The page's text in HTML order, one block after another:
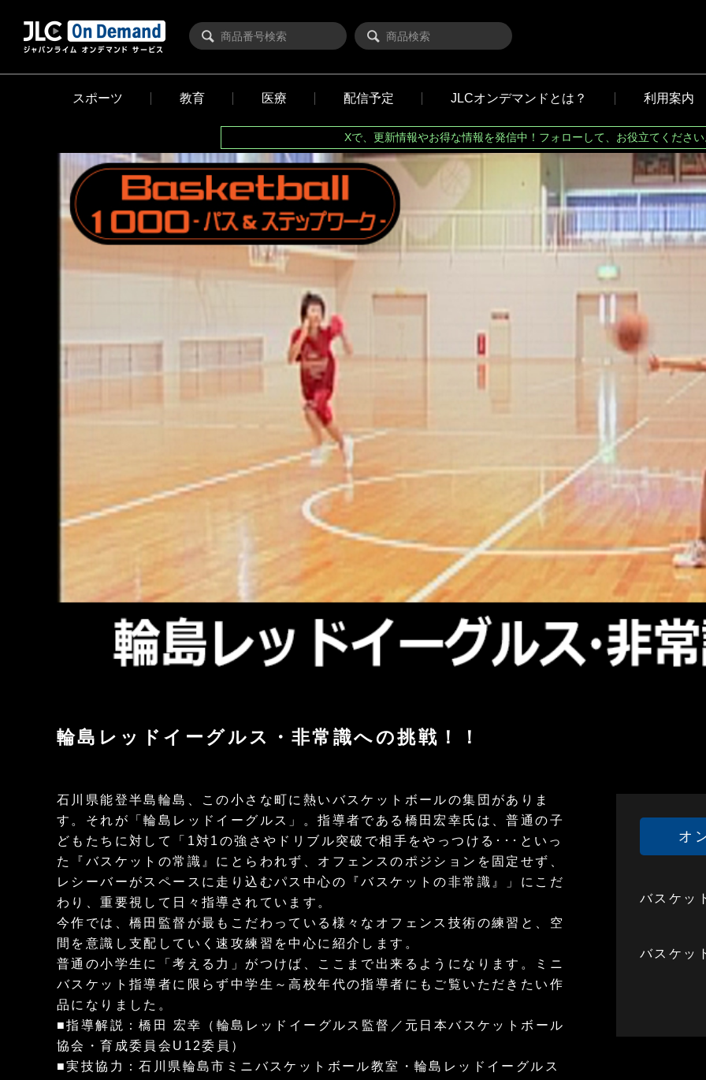
スポーツ 教育 医療 配信予定 JLCオンデマンドとは？ 利用案内
Xで、更新情報やお得な情報を発信中！フォローして、お役立てくださ
輪島レッドイーグルス・非常識への挑戦！！
石川県能登半島輪島、この小さな町に熱いバスケットボールの集団がありま
す。それが「輪島レッドイーグルス」。指導者である橋田宏幸氏は、普通の子
どもたちに対して「1対1の強さやドリブル突破で相手をやっつける･･･といっ
た『バスケットの常識』にとらわれず、オフェンスのポジションを固定せず、
レシーバーがスペースに走り込むパス中心の『バスケットの非常識』」にこだ
わり、重要視して日々指導されています。
今作では、橋田監督が最もこだわっている様々なオフェンス技術の練習と、空
間を意識し支配していく速攻練習を中心に紹介します。
普通の小学生に「考える力」がつけば、ここまで出来るようになります。ミニ
バスケット指導者に限らず中学生～高校年代の指導者にもご覧いただきたい作
品になりました。
■指導解説：橋田 宏幸（輪島レッドイーグルス監督／元日本バスケットボール
協会・育成委員会U12委員）
■実技協力：石川県輪島市ミニバスケットボール教室・輪島レッドイーグルス
オ
バスケッ
バスケッ